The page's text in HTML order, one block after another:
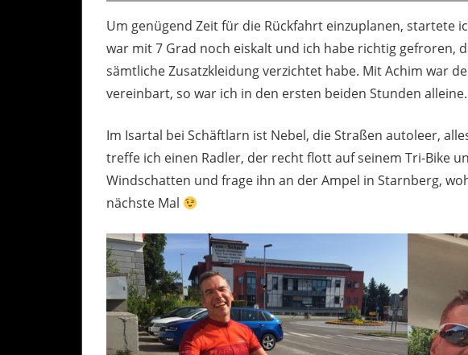
Um genügend Zeit für die Rückfahrt einzuplanen, startete
war mit 7 Grad noch eiskalt und ich habe richtig gefroren,
sämtliche Zusatzkleidung verzichtet habe. Mit Achim war
vereinbart, so war ich in den ersten beiden Stunden alleine.
Im Isartal bei Schäftlarn ist Nebel, die Straßen autoleer,
treffe ich einen Radler, der recht flott auf seinem Tri-Bike
Windschatten und frage ihn an der Ampel in Starnberg,
nächste Mal